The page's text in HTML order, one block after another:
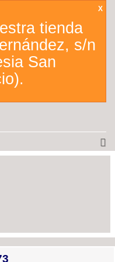
tienda
s/n
San
X